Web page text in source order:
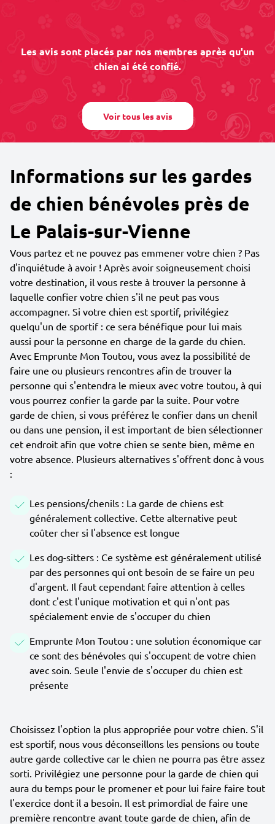
Les avis sont placés par nos membres après qu'un
chien ai été confié.
Voir tous les avis
Informations sur les gardes
de chien bénévoles près de
Le Palais-sur-Vienne
Vous partez et ne pouvez pas emmener votre chien ? Pas
d'inquiétude à avoir ! Après avoir soigneusement choisi
votre destination, il vous reste à trouver la personne à
laquelle confier votre chien s'il ne peut pas vous
accompagner. Si votre chien est sportif, privilégiez
quelqu'un de sportif : ce sera bénéfique pour lui mais
aussi pour la personne en charge de la garde du chien.
Avec Emprunte Mon Toutou, vous avez la possibilité de
faire une ou plusieurs rencontres afin de trouver la
personne qui s'entendra le mieux avec votre toutou, à qui
vous pourrez confier la garde par la suite. Pour votre
garde de chien, si vous préférez le confier dans un chenil
ou dans une pension, il est important de bien sélectionner
cet endroit afin que votre chien se sente bien, même en
votre absence. Plusieurs alternatives s'offrent donc à vous
:
Les pensions/chenils : La garde de chiens est
généralement collective. Cette alternative peut
coûter cher si l'absence est longue
Les dog-sitters : Ce système est généralement utilisé
par des personnes qui ont besoin de se faire un peu
d'argent. Il faut cependant faire attention à celles
dont c'est l'unique motivation et qui n'ont pas
spécialement envie de s'occuper du chien
Emprunte Mon Toutou : une solution économique car
ce sont des bénévoles qui s'occupent de votre chien
avec soin. Seule l'envie de s'occuper du chien est
présente
Choisissez l'option la plus appropriée pour votre chien. S'il
est sportif, nous vous déconseillons les pensions ou toute
autre garde collective car le chien ne pourra pas être assez
sorti. Privilégiez une personne pour la garde de chien qui
aura du temps pour le promener et pour lui faire faire tout
l'exercice dont il a besoin. Il est primordial de faire une
première rencontre avant toute garde de chien, afin de